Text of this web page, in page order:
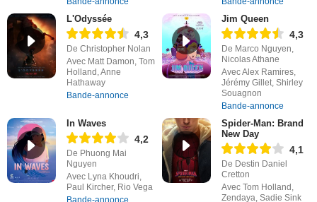
L'Odyssée
4,3
De Christopher Nolan
Avec Matt Damon, Tom
Holland, Anne
Hathaway
Bande-annonce
Jim Queen
4,3
De Marco Nguyen,
Nicolas Athane
Avec Alex Ramires,
Jérémy Gillet, Shirley
Souagnon
Bande-annonce
In Waves
4,2
De Phuong Mai
Nguyen
Avec Lyna Khoudri,
Paul Kircher, Rio Vega
Bande-annonce
Spider-Man: Brand
New Day
4,1
De Destin Daniel
Cretton
Avec Tom Holland,
Zendaya, Sadie Sink